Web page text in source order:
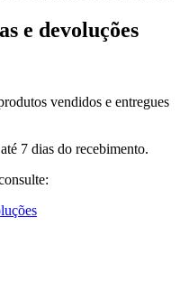
e devoluções
vendidos e entregues
7 dias do recebimento.